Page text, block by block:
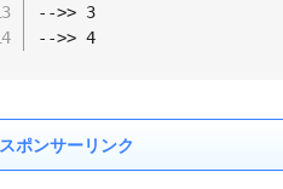
-->> 3
-->> 4
スポンサーリンク